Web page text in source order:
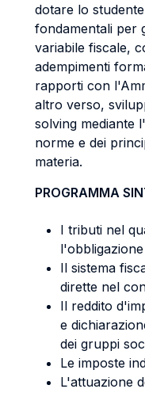
dotare lo
fondamentali per
variabile fiscale,
adempimenti
rapporti con
altro verso,
solving mediante
norme e dei
materia.
PROGRAMMA
I tributi nel
Il sistema
dirette nel
Il reddito
e
dei gruppi
Le imposte
L'attuazione